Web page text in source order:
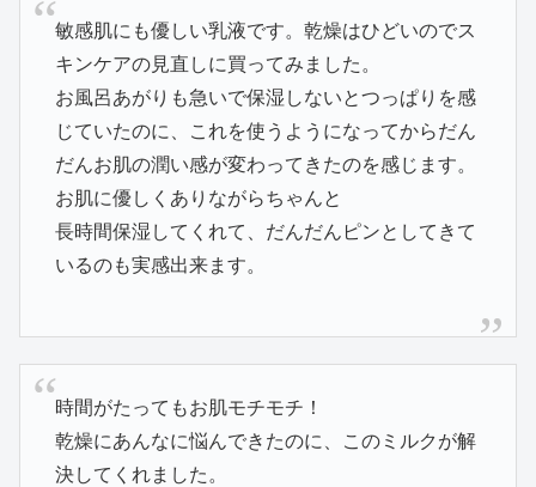
敏感肌にも優しい乳液です。乾燥はひどいのでス
キンケアの見直しに買ってみました。
お風呂あがりも急いで保湿しないとつっぱりを感
じていたのに、これを使うようになってからだん
だんお肌の潤い感が変わってきたのを感じます。
お肌に優しくありながらちゃんと
長時間保湿してくれて、だんだんピンとしてきて
いるのも実感出来ます。
時間がたってもお肌モチモチ！
乾燥にあんなに悩んできたのに、このミルクが解
決してくれました。